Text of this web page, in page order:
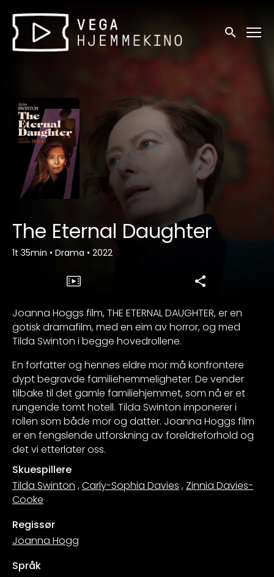
Tilgjengelighetslenker
Søk
The Eternal Daughter
1t 35min • Drama • 2022
Joanna Hoggs film, THE ETERNAL DAUGHTER, er en
gotisk dramafilm, med en eim av horror, og med
Tilda Swinton i begge hovedrollene.
En forfatter og hennes eldre mor må konfrontere
dypt begravde familiehemmeligheter. De vender
tilbake til det gamle familiehjemmet, som nå er et
rungende tomt hotell. Tilda Swinton imponerer i
rollen som både mor og datter. Joanna Hoggs film
er en fengslende utforskning av foreldreforhold og
det vi etterlater oss.
Skuespillere
Tilda Swinton ,Carly-Sophia Davies , Zinnia Davies-
Cooke
Regissør
Joanna Hogg
Språk